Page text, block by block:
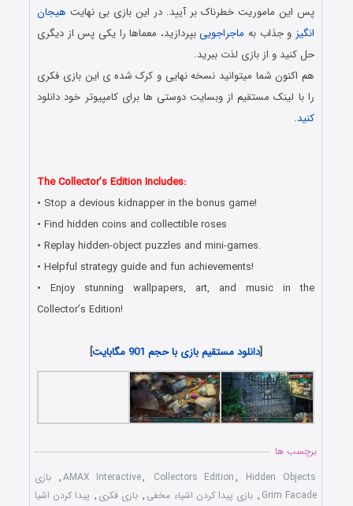
پس این ماموریت خطرناک بر آیید. در این بازی بی نهایت هیجان
انگیز و جذاب به ماجراجوییبپردازید، معماها را یکی پس از دیگری
حل کنید و از بازی لذت ببرید.
هم اکنون شما میتوانید نسخه نهایی و کرک شده ی این بازی فکری
را با لینک مستقیم از وبسایت دوستی ها برای کامپیوتر خود دانلود
کنید.
The Collector’s Edition Includes:
• Stop a devious kidnapper in the bonus game!
• Find hidden coins and collectible roses
• Replay hidden-object puzzles and mini-games.
• Helpful strategy guide and fun achievements!
• Enjoy stunning wallpapers, art, and music in the
Collector’s Edition!
[دانلود مستقیم بازی با حجم 901 مگابایت ]
برچسب ها
AMAX Interactive, Collectors Edition, Hidden Objects
, بازی
Grim Facade
, بازی پیدا کردن اشیاء مخفی , بازی فکری , پیدا کردن اشیا